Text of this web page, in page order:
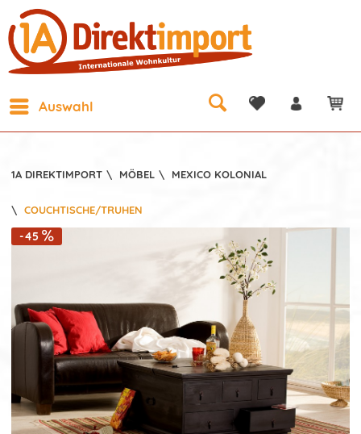
Auswahl
1A DIREKTIMPORT \ MÖBEL \ MEXICO KOLONIAL
\ COUCHTISCHE/TRUHEN
-45